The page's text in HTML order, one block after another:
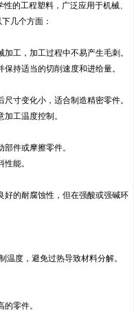
的工程塑料，广泛应用于机械、
几个方面：
工，加工过程中不易产生毛刺。
持适当的切削速度和进给量。
寸变化小，适合制造精密零件。
工温度控制。
件或摩擦零件。
能。
好的耐腐蚀性，但在强酸或强碱环
度，避免过热导致材料分解。
零件。